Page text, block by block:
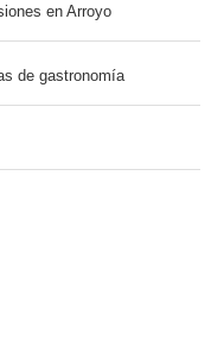
en Arroyo
de gastronomía